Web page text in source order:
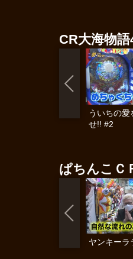
CR大海物
ういちの愛
せ!! #2
ぱちんこＣ
ヤンキーラ